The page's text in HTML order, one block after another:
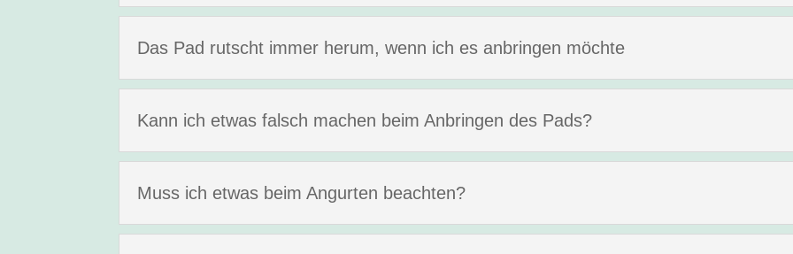
Das Pad rutscht immer herum, wenn ich es anbringen möchte
Kann ich etwas falsch machen beim Anbringen des Pads?
Muss ich etwas beim Angurten beachten?